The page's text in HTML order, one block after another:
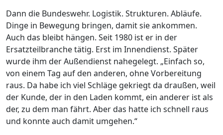
Dann die Bundeswehr. Logistik. Strukturen. Abläufe.
Dinge in Bewegung bringen, damit sie ankommen.
Auch das bleibt hängen. Seit 1980 ist er in der
Ersatzteilbranche tätig. Erst im Innendienst. Später
wurde ihm der Außendienst nahegelegt. „Einfach so,
von einem Tag auf den anderen, ohne Vorbereitung
raus. Da habe ich viel Schläge gekriegt da draußen, weil
der Kunde, der in den Laden kommt, ein anderer ist als
der, zu dem man fährt. Aber das hatte ich schnell raus
und konnte auch damit umgehen.“